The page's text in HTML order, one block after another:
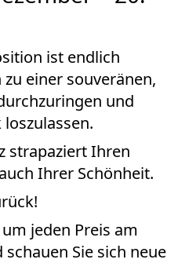
ist endlich
einer souveränen,
und
strapaziert Ihren
Ihrer Schönheit.
jeden Preis am
Sie sich neue